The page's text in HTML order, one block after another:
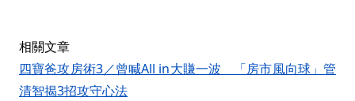
相關文章
四寶爸攻房術3／曾喊All in大賺一波 「房市風向球」管
清智揭3招攻守心法